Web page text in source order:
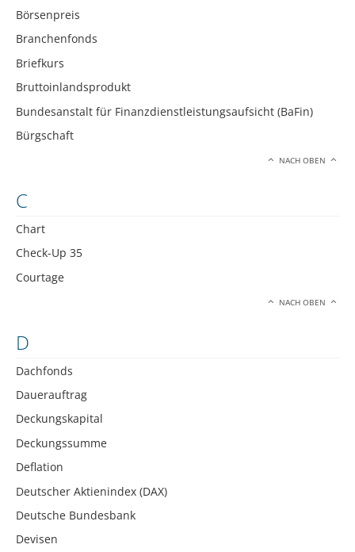
Börsenpreis
Branchenfonds
Briefkurs
Bruttoinlandsprodukt
Bundesanstalt für Finanzdienstleistungsaufsicht (BaFin)
Bürgschaft
NACH OBEN
C
Chart
Check-Up 35
Courtage
NACH OBEN
D
Dachfonds
Dauerauftrag
Deckungskapital
Deckungssumme
Deflation
Deutscher Aktienindex (DAX)
Deutsche Bundesbank
Devisen